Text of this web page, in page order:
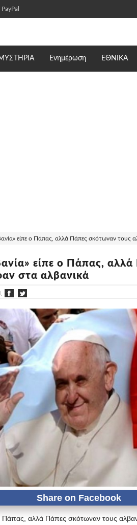
Ενημέρωση ΕΘΝΙΚΆ
είπε ο Πάπας, αλλά Πάπες σκότωναν τους
είπε ο Πάπας,
στα αλβανικά
Πάπας, αλλά Πάπες σκότωναν τους